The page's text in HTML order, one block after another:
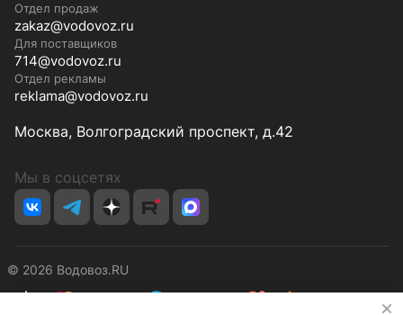
Отдел продаж
zakaz@vodovoz.ru
Для поставщиков
714@vodovoz.ru
Отдел рекламы
reklama@vodovoz.ru
Москва, Волгоградский проспект, д.42
Мы в соцсетях
© 2026 Водовоз.RU